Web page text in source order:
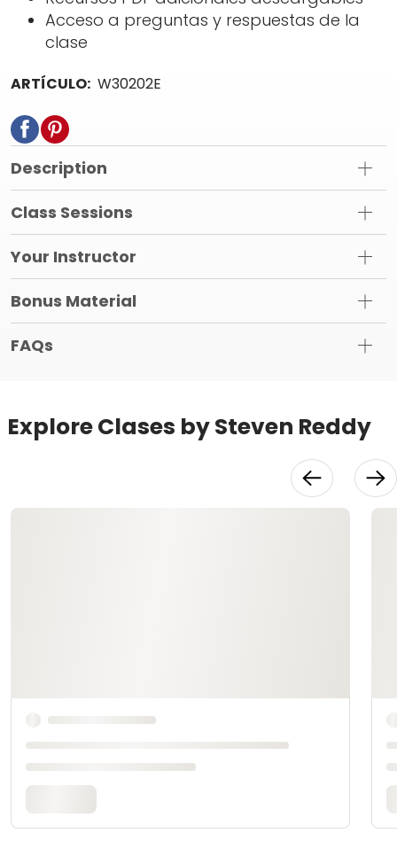
Acceso a preguntas y respuestas de la
clase
ARTÍCULO: W30202E
Description
Class Sessions
Your Instructor
Bonus Material
FAQs
Explore Clases by Steven Reddy